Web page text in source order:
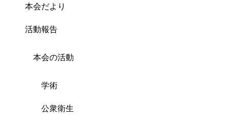
本会だより
活動報告
本会の活動
学術
公衆衛生